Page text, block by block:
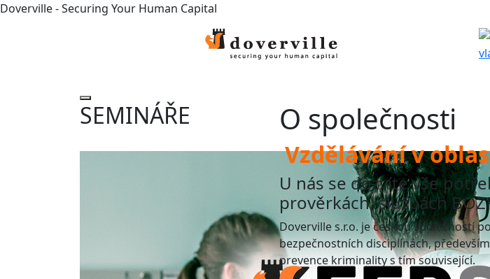
Doverville - Securing Your Human Capital
O společnosti
Vzdělávání v
U nás se dozvíte vše
prověrkách, službách
Doverville s.r.o. je českou společností
bezpečnostních disciplínách,
prevence kriminality s tím související.
SEMINÁŘE